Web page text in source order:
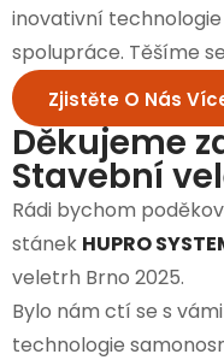
inovativní
spolupráce. Těšíme
Zjistěte O Nás
Děkujeme
Stavební
Rádi bychom
stánek HUPRO
veletrh Brno 2025.
Bylo nám ctí se s
technologie